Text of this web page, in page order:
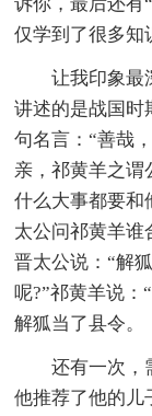
仅学到了很多知
让我印象最
讲述的是战国时
句名言：“善哉
亲，祁黄羊之谓
什么大事都要和
太公问祁黄羊谁
晋太公说：“解
呢?”祁黄羊说：
解狐当了县令。
还有一次，
他推荐了他的儿